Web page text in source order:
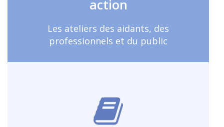
action
Les ateliers des aidants, des
professionnels et du public
En savoir plus
Et bien plus ...